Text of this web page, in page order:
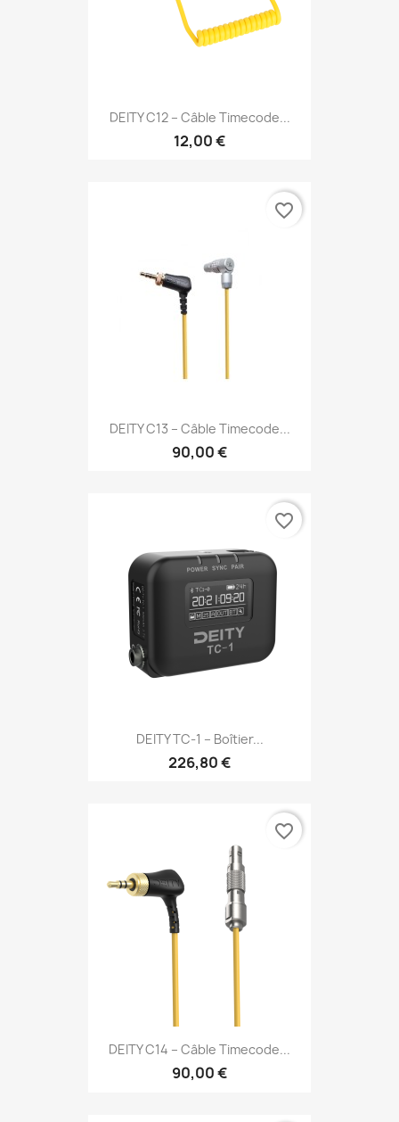
DEITY C12 – Câble Timecode...
12,00 €
DEITY C13 – Câble Timecode...
90,00 €
favorite_border
DEITY TC-1 – Boîtier...
226,80 €
favorite_border
DEITY C14 – Câble Timecode...
90,00 €
favorite_border